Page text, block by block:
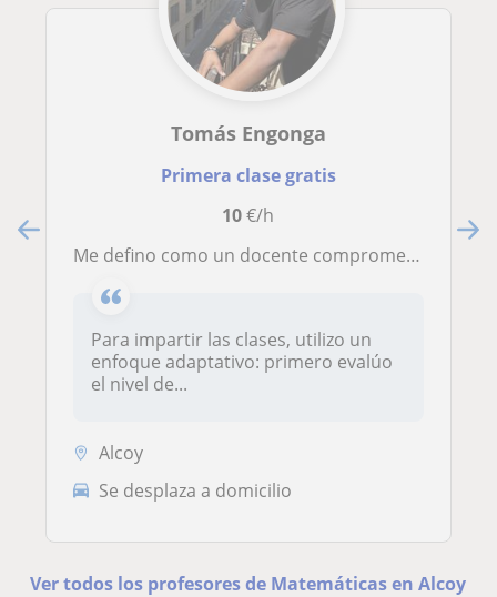
Tomás Engonga
Primera clase gratis
10€/h
Me defino como un docente comprometido en transmitir conocimientos de manera estructurada, con paciencia y empatía.
Para impartir las clases, utilizo un
enfoque adaptativo: primero evalúo
el nivel de...
Alcoy
Se desplaza a domicilio
Ver todos los profesores de Matemáticas en Alcoy